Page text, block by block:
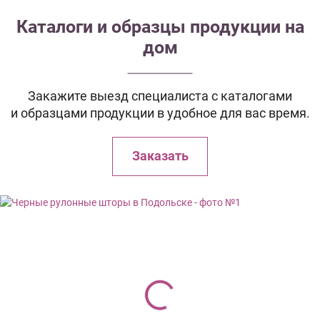
Каталоги и образцы продукции на
дом
Закажите выезд специалиста с каталогами
и образцами продукции в удобное для вас время.
Заказать